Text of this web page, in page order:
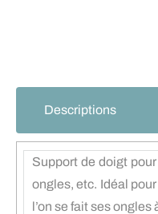
Descriptions
Support de doigt
ongles, etc. Idéal
l’on se fait ses ongles